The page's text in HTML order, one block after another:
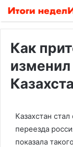
Как
Казахстан
переезда
показала